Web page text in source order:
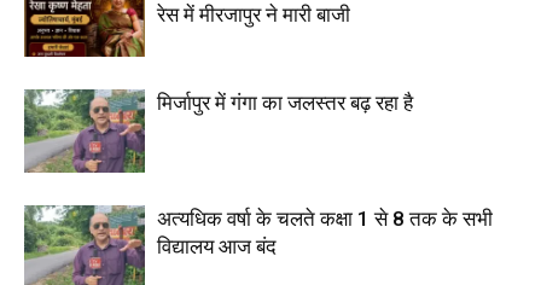
रेस में मीरजापुर ने मारी बाजी
मिर्जापुर में गंगा का जलस्तर बढ़ रहा है
अत्यधिक वर्षा के चलते कक्षा 1 से 8 तक के सभी
विद्यालय आज बंद